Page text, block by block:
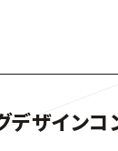
デザイン